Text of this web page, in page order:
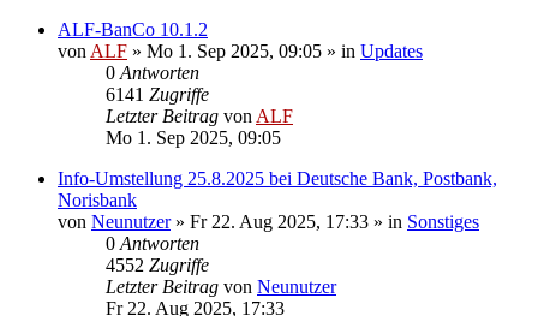
ALF-BanCo 10.1.2
von ALF » Mo 1. Sep 2025, 09:05 » in Updates
0 Antworten
6141 Zugriffe
Letzter Beitrag von ALF
Mo 1. Sep 2025, 09:05
Info-Umstellung 25.8.2025 bei Deutsche Bank, Postbank,
Norisbank
von Neunutzer» Fr 22. Aug 2025, 17:33 » in Sonstiges
0 Antworten
4552 Zugriffe
Letzter Beitrag von Neunutzer
Fr 22. Aug 2025, 17:33